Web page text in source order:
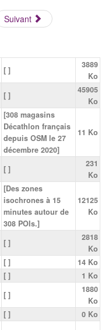
Suivant
[ ]
3889
Ko
[ ]
45905
Ko
[308 magasins
Décathlon français
depuis OSM le 27
décembre 2020]
11 Ko
[ ]
231
Ko
[Des zones
isochrones à 15
minutes autour de
308 POIs.]
12125
Ko
[ ]
2818
Ko
[ ]
14 Ko
[ ]
1 Ko
[ ]
1880
Ko
[ ]
0 Ko